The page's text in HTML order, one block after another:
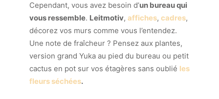
Cependant, vous avez besoin d’un bureau qui
vous ressemble. Leitmotiv, affiches, cadres,
décorez vos murs comme vous l’entendez.
Une note de fraîcheur ? Pensez aux plantes,
version grand Yuka au pied du bureau ou petit
cactus en pot sur vos étagères sans oublié les
fleurs séchées.